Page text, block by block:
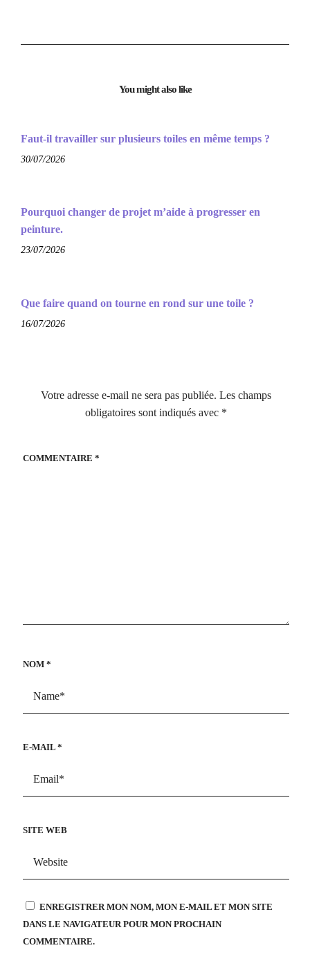
You might also like
Faut-il travailler sur plusieurs toiles en même temps ?
30/07/2026
Pourquoi changer de projet m’aide à progresser en
peinture.
23/07/2026
Que faire quand on tourne en rond sur une toile ?
16/07/2026
Votre adresse e-mail ne sera pas publiée. Les champs
obligatoires sont indiqués avec *
COMMENTAIRE *
NOM *
E-MAIL *
SITE WEB
ENREGISTRER MON NOM, MON E-MAIL ET MON SITE
DANS LE NAVIGATEUR POUR MON PROCHAIN
COMMENTAIRE.